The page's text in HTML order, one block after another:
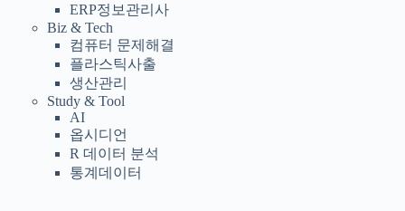
ERP정보관리사
Biz & Tech
컴퓨터 문제해결
플라스틱사출
생산관리
Study & Tool
AI
옵시디언
R 데이터 분석
통계데이터